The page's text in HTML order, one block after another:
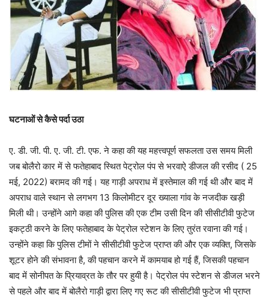
घटनाओं से कैसे पर्दा उठा
ए. डी. जी. पी. ए. जी. टी. एफ. ने कहा की यह महत्त्वपूर्ण सफलता उस समय मिली
जब बोलैरो कार में से फतेहाबाद स्थित पेट्रोल पंप से भरवाऐ डीजल की रसीद ( 25
मई, 2022) बरामद की गई। यह गाड़ी अपराध में इस्तेमाल की गई थी और बाद में
अपराध वाले स्थान से लगभग 13 किलोमीटर दूर ख्याला गांव के नजदीक खड़ी
मिली थी। उन्होंने आगे कहा की पुलिस की एक टीम उसी दिन की सीसीटीवी फुटेज
इकट्ठी करने के लिए फतेहाबाद के पेट्रोल स्टेशन के लिए तुरंत रवाना की गई।
उन्होंने कहा कि पुलिस टीमों ने सीसीटीवी फुटेज प्राप्त की और एक व्यक्ति, जिसके
शूटर होने की संभावना है, की पहचान करने में कामयाब हो गई हैं, जिसकी पहचान
बाद में सोनीपत के प्रियाव्रत के तौर पर हुयी है। पेट्रोल पंप स्टेशन से डीजल भरने
से पहले और बाद में बोलैरो गाड़ी द्वारा लिए गए रूट की सीसीटीवी फुटेज भी प्राप्त